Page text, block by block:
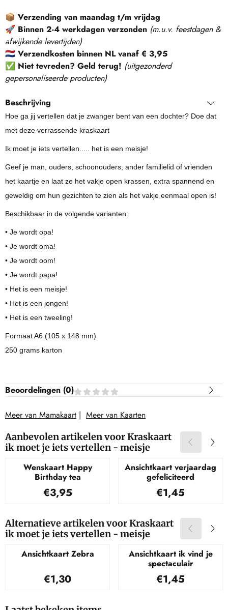
📦 Verzending van maandag t/m vrijdag
🚀 Binnen 2-4 werkdagen verzonden (m.u.v. feestdagen &
afwijkende levertijden)
🇳🇱 Verzendkosten binnen NL vanaf € 3,95
✅ Niet tevreden? Geld terug! (uitgezonderd
gepersonaliseerde producten)
Beschrijving
Hoe ga jij vertellen dat je zwanger bent van een dochter? Doe dat
met deze verrassende kraskaart
Ik moet je iets vertellen..... het is een meisje!
Geef je man, ouders, schoonouders, ander familielid of vrienden
het kaartje en laat ze het vakje open krassen, extra spannend en
geweldig om hun gezichten te zien als het vakje eenmaal open is!
Beschikbaar in de volgende varianten:
• Je wordt opa!
• Je wordt oma!
• Je wordt oom!
• Je wordt papa!
• Het is een meisje!
• Het is een jongen!
• Het is een tweeling!
Formaat A6 (105 x 148 mm)
250 grams karton
Beoordelingen (0)
Meer van Mamakaart | Meer van Kaarten
Aanbevolen artikelen voorKraskaart
ik moet je iets vertellen - meisje
Wenskaart Happy
Birthday tea
Prijs: 3,95
€3,95
Ansichtkaart verjaardag
gefeliciteerd
Prijs: 1,45
€1,45
Alternatieve artikelen voorKraskaart
ik moet je iets vertellen - meisje
Ansichtkaart Zebra
Prijs: 1,30
€1,30
Ansichtkaart ik vind je
spectaculair
Prijs: 1,45
€1,45